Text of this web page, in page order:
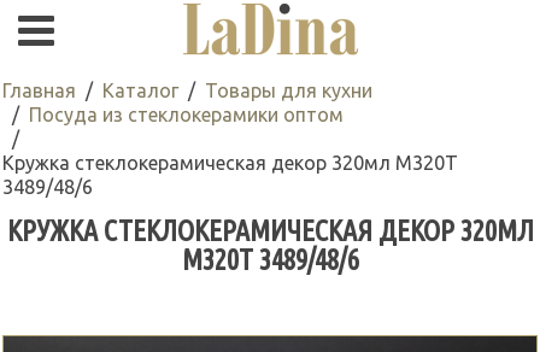
Главная Каталог
Товары для кухни
Посуда из стеклокерамики оптом
Кружка стеклокерамическая декор 320мл M320T
3489/48/6
КРУЖКА СТЕКЛОКЕРАМИЧЕСКАЯ ДЕКОР 320МЛ
M320T 3489/48/6